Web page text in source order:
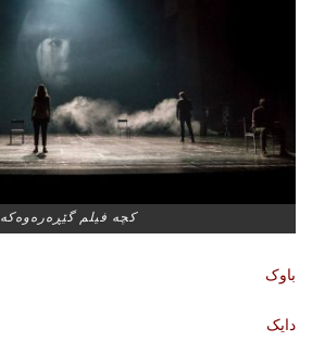
كچه‌ فیلم گێڕه‌ره‌وه‌كه‌
باوک
دایک